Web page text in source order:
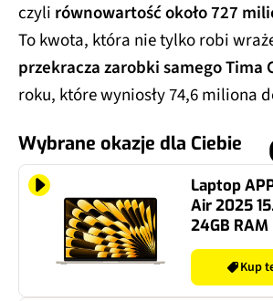
czyli równowartość około 727
To kwota, która nie tylko robi
przekracza zarobki samego Tima
roku, które wyniosły 74,6 miliona
Wybrane okazje dla Ciebie
Laptop
Air 2025
24GB RAM
macOS
poświata
Kup